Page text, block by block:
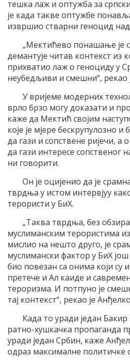
тешка лаж и оптужба за
је када такве оптужбе
извршио стварни геноцид
„Мектићево понашање је
демантује читав контекст из
прихватио лаж о геноциду у
неубедљиви и смешни“, рекао
У вријеме модерних
врло брзо могу доказати и
каже да Мектић својим
које је мјере бескрупулозно
да гази и сопствене ријечи, а
да гази интересе сопственог
ни говорити.
Он је оцијенио да је
тврдња у истом интервјуу
терористи у БиХ.
„Таква тврдња, без
муслиманским терористима
мислио на нешто друго, је
муслимански фактор у БиХ
био повезан са онима који су
претече и Ал каиде и
тероризма. И потпуно је
тај контекст“, рекао је
Када то уради један
ратно-хушкачка пропаганда
уради један Србин, каже
одраз максималне политичке